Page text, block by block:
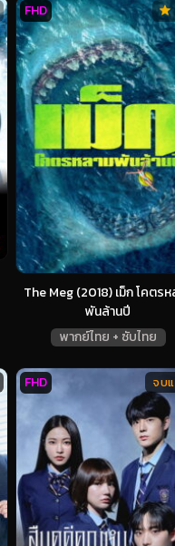
The Meg (2018) เม็ก โคตร
พันล้านปี
พากย์ไทย + ซับไทย
FHD
จบ
FHD